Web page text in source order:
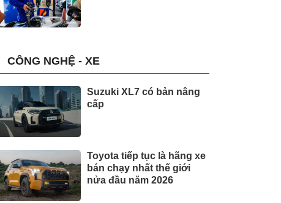
CÔNG NGHỆ - XE
Suzuki XL7 có bản nâng
cấp
Toyota tiếp tục là hãng xe
bán chạy nhất thế giới
nửa đầu năm 2026